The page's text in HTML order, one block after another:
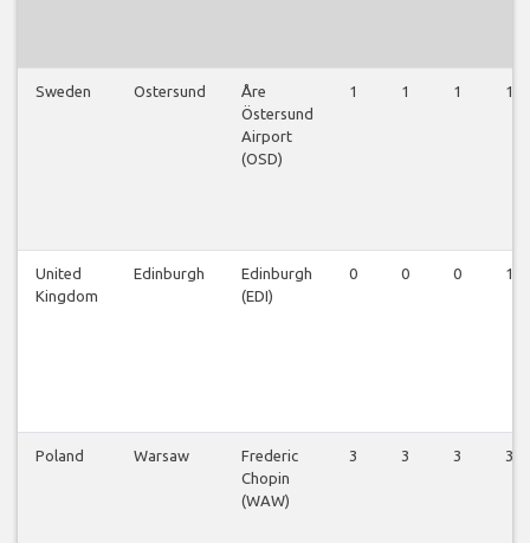
Sweden Ostersund
Åre
Östersund
Airport
(OSD)
1 1 1 1
United
Kingdom
Edinburgh
Edinburgh
(EDI)
0 0 0 1
Poland Warsaw
Frederic
Chopin
(WAW)
3 3 3 3